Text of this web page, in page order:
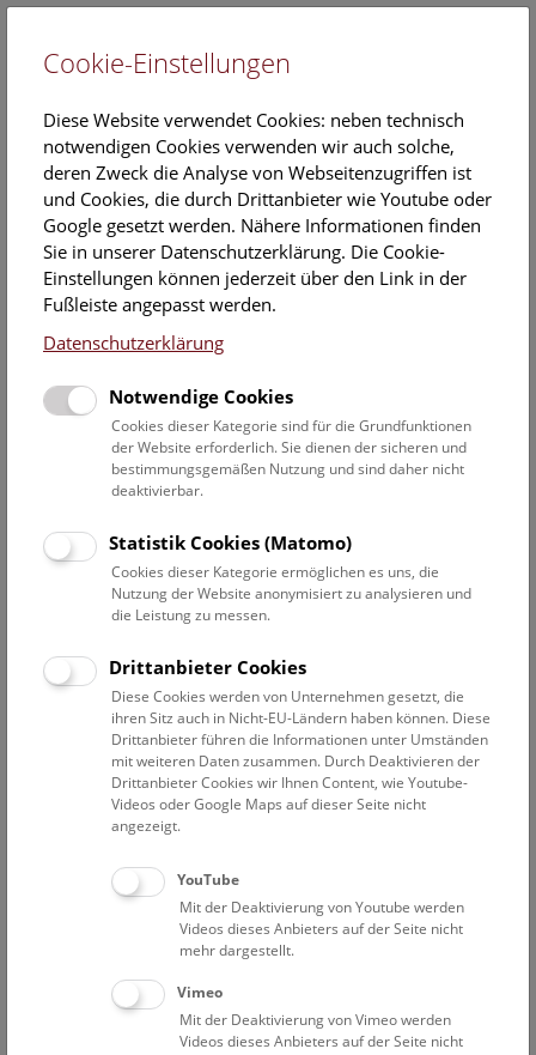
EN
Mag.
Anna Berger
Sammlungsmanagerin
Aufgabenbereich:
Sammlungsmanagement
(Inventarisierung,
Datenbank, Leihverkehr)
wissenschaftliche Assistenz
anna.berger@nhm.at
Telefon:+43 1 52177-265
Lebenslauf Publikationen Interessen
Januar 2006: Mag. in Petrologie an der Universität
Chloritzementation in vulkanoklastischen
Sandsteinen, Sawan (Pakistan)." Gutachter: Prof. Dr.
Susanne Gier)
Seit 1. 1. 2013 angestellt an der Mineralogisch-
Petrographischen Abteilung
Cookie-Einstellungen
Diese Website verwendet Cookies: neben technisch
notwendigen Cookies verwenden wir auch solche,
deren Zweck die Analyse von Webseitenzugriffen ist
und Cookies, die durch Drittanbieter wie Youtube oder
Google gesetzt werden. Nähere Informationen finden
Sie in unserer Datenschutzerklärung. Die Cookie-
Einstellungen können jederzeit über den Link in der
Fußleiste angepasst werden.
Datenschutzerklärung
Notwendige Cookies
Cookies dieser Kategorie sind für die Grundfunktionen
der Website erforderlich. Sie dienen der sicheren und
bestimmungsgemäßen Nutzung und sind daher nicht
deaktivierbar.
Statistik Cookies (Matomo)
Cookies dieser Kategorie ermöglichen es uns, die
Nutzung der Website anonymisiert zu analysieren und
die Leistung zu messen.
Drittanbieter Cookies
Diese Cookies werden von Unternehmen gesetzt, die
ihren Sitz auch in Nicht-EU-Ländern haben können. Diese
Drittanbieter führen die Informationen unter Umständen
mit weiteren Daten zusammen. Durch Deaktivieren der
Drittanbieter Cookies wir Ihnen Content, wie Youtube-
Videos oder Google Maps auf dieser Seite nicht
angezeigt.
YouTube
Mit der Deaktivierung von Youtube werden
Videos dieses Anbieters auf der Seite nicht
mehr dargestellt.
Vimeo
Mit der Deaktivierung von Vimeo werden
Videos dieses Anbieters auf der Seite nicht